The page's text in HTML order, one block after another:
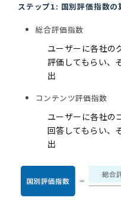
ステップ1: 国別評価指数の
総合評価指数
ユーザーに各社の
評価してもらい、
出
コンテンツ評価指数
ユーザーに各社の
回答してもらい、
出